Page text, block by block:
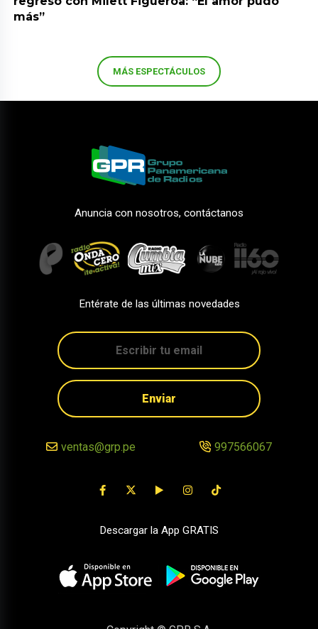
más”
MÁS ESPECTÁCULOS
Anuncia con nosotros, contáctanos
Entérate de las últimas novedades
Enviar
ventas@grp.pe 997566067
Descargar la App GRATIS